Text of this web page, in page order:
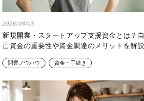
2026/08/03
新規開業・スタートアップ支援資金とは？自
己資金の重要性や資金調達のメリットを解説
開業ノウハウ 資金・手続き